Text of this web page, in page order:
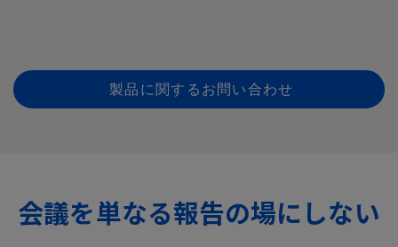
製品に関するお問い合わせ
会議を単なる報告の場にしない